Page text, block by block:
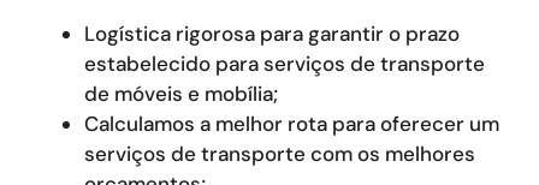
Logística rigorosa para garantir o prazo
estabelecido para serviços de transporte
de móveis e mobília;
Calculamos a melhor rota para oferecer um
serviços de transporte com os melhores